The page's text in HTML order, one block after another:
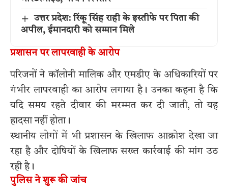
उत्तर प्रदेश: रिंकू सिंह राही के इस्तीफे पर पिता की
अपील, ईमानदारी को सम्मान मिले
प्रशासन पर लापरवाही के आरोप
परिजनों ने कॉलोनी मालिक और एमडीए के अधिकारियों पर
गंभीर लापरवाही का आरोप लगाया है। उनका कहना है कि
यदि समय रहते दीवार की मरम्मत कर दी जाती, तो यह
हादसा नहीं होता।
स्थानीय लोगों में भी प्रशासन के खिलाफ आक्रोश देखा जा
रहा है और दोषियों के खिलाफ सख्त कार्रवाई की मांग उठ
रही है।
पुलिस ने शुरू की जांच